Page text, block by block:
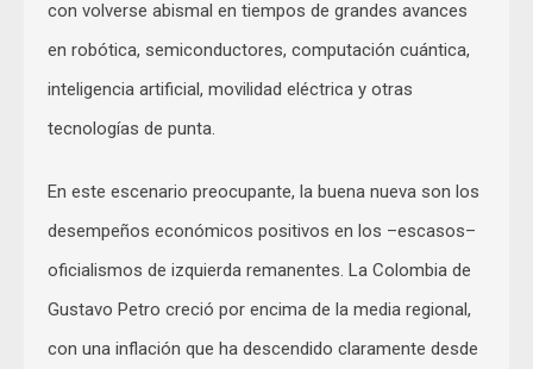
con volverse abismal en tiempos de grandes avances
en robótica, semiconductores, computación cuántica,
inteligencia artificial, movilidad eléctrica y otras
tecnologías de punta.
En este escenario preocupante, la buena nueva son los
desempeños económicos positivos en los –escasos–
oficialismos de izquierda remanentes. La Colombia de
Gustavo Petro creció por encima de la media regional,
con una inflación que ha descendido claramente desde